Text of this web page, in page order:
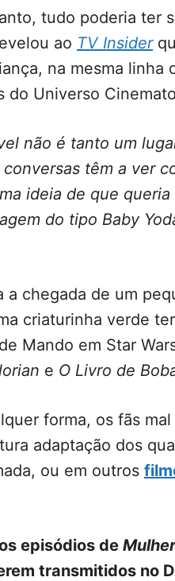
tudo poderia ter
ao TV Insider
na mesma linha
do Universo
não é tanto um
conversas têm a ver
ideia de que
do tipo Baby
a chegada de um
criaturinha verde
Mando em Star
e O Livro de
forma, os fãs
adaptação dos
ou em outros
episódios de
transmitidos no